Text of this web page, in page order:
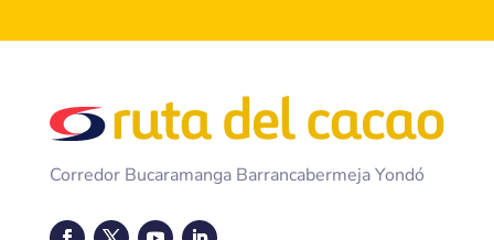
Corredor Bucaramanga Barrancabermeja Yondó